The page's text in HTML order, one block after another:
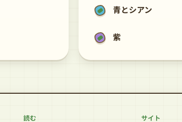
青とシアン
紫
読む サイト